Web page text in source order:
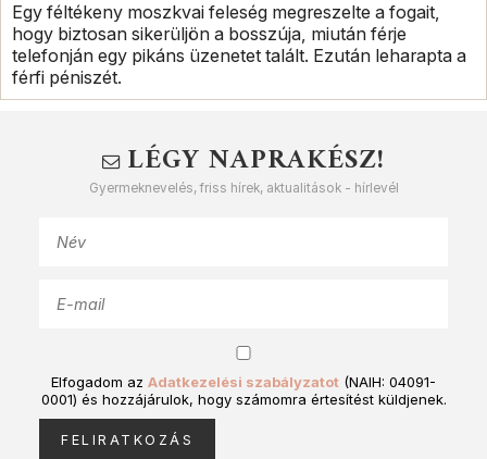
Egy féltékeny moszkvai feleség megreszelte a fogait,
hogy biztosan sikerüljön a bosszúja, miután férje
telefonján egy pikáns üzenetet talált. Ezután leharapta a
férfi péniszét.
LÉGY NAPRAKÉSZ!
Gyermeknevelés, friss hírek, aktualitások - hírlevél
Elfogadom az Adatkezelési szabályzatot (NAIH: 04091-
0001) és hozzájárulok, hogy számomra értesítést küldjenek.